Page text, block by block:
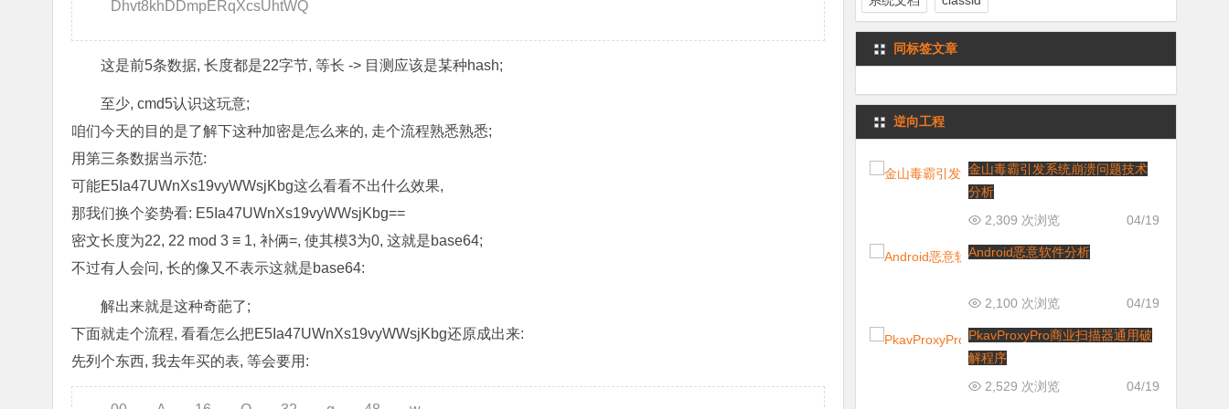
Dhvt8khDDmpERqXcsUhtWQ
这是前5条数据, 长度都是22字节, 等长 -> 目测应该是某种hash;
至少, cmd5认识这玩意;
咱们今天的目的是了解下这种加密是怎么来的, 走个流程熟悉熟悉;
用第三条数据当示范:
可能E5Ia47UWnXs19vyWWsjKbg这么看看不出什么效果,
那我们换个姿势看: E5Ia47UWnXs19vyWWsjKbg==
密文长度为22, 22 mod 3 ≡ 1, 补俩=, 使其模3为0, 这就是base64;
不过有人会问, 长的像又不表示这就是base64:
解出来就是这种奇葩了;
下面就走个流程, 看看怎么把E5Ia47UWnXs19vyWWsjKbg还原成出来:
先列个东西, 我去年买的表, 等会要用:
同标签文章
逆向工程
金山毒霸引发系统崩溃问题技术
分析
04/19
2,309 次浏览
Android恶意软件分析
04/19
2,100 次浏览
PkavProxyPro商业扫描器通用破
解程序
04/19
2,529 次浏览